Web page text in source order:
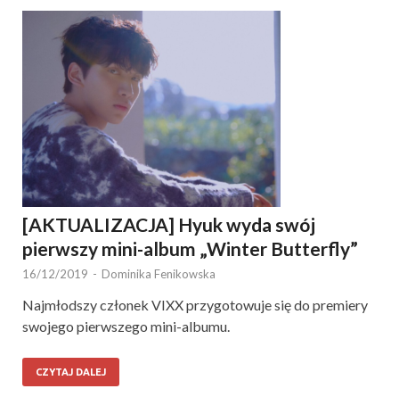
[AKTUALIZACJA] Hyuk wyda swój
pierwszy mini-album „Winter Butterfly”
16/12/2019 - Dominika Fenikowska
Najmłodszy członek VIXX przygotowuje się do premiery
swojego pierwszego mini-albumu.
CZYTAJ DALEJ